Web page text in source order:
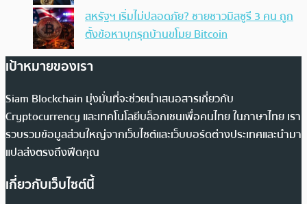
สหรัฐฯ เริ่มไม่ปลอดภัย? ชายชาวมิสซูรี 3 คน ถูก
ตั้งข้อหาบุกรุกบ้านขโมย Bitcoin
เป้าหมายของเรา
Siam Blockchain มุ่งมั่นที่จะช่วยนำเสนอสารเกี่ยวกับ
Cryptocurrency และเทคโนโลยีบล็อกเชนเพื่อคนไทย ในภาษาไทย เรา
รวบรวมข้อมูลส่วนใหญ่จากเว็บไซต์และเว็บบอร์ดต่างประเทศและนำมา
แปลส่งตรงถึงฟีดคุณ
เกี่ยวกับเว็บไซต์นี้